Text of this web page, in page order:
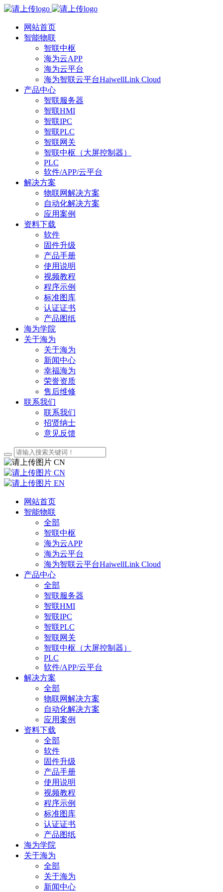
网站首页
智能物联
智联中枢
海为云APP
海为云平台
海为智联云平台HaiwellLink Cloud
产品中心
智联服务器
智联HMI
智联IPC
智联PLC
智联网关
智联中枢（大屏控制器）
PLC
软件/APP/云平台
解决方案
物联网解决方案
自动化解决方案
应用案例
资料下载
软件
固件升级
产品手册
使用说明
视频教程
程序示例
标准图库
认证证书
产品图纸
海为学院
关于海为
关于海为
新闻中心
幸福海为
荣誉资质
售后维修
联系我们
联系我们
招贤纳士
意见反馈
CN
CN
EN
网站首页
智能物联
全部
智联中枢
海为云APP
海为云平台
海为智联云平台HaiwellLink Cloud
产品中心
全部
智联服务器
智联HMI
智联IPC
智联PLC
智联网关
智联中枢（大屏控制器）
PLC
软件/APP/云平台
解决方案
全部
物联网解决方案
自动化解决方案
应用案例
资料下载
全部
软件
固件升级
产品手册
使用说明
视频教程
程序示例
标准图库
认证证书
产品图纸
海为学院
关于海为
全部
关于海为
新闻中心